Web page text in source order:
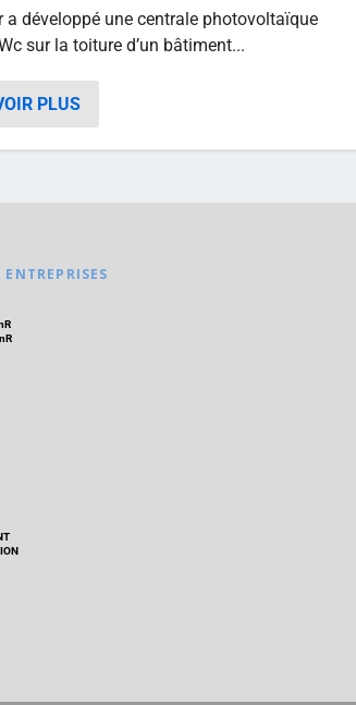
a développé une centrale photovoltaïque
sur la toiture d’un bâtiment...
PLUS